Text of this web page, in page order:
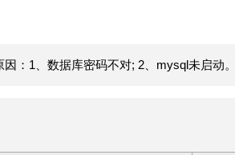
：1、数据库密码不对; 2、mysql未启动。